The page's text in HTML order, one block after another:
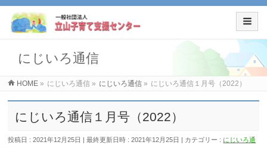
にじいろ通信
HOME » にじいろ通信 » にじいろ通信 » にじいろ通信１月号（2022）
にじいろ通信１月号（2022）
投稿日 : 2021年12月25日 最終更新日時 : 2021年12月25日 カテゴリー : にじいろ通